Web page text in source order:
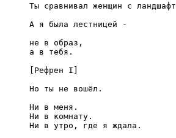
Ты сравнивал женщин с
А я была лестницей -
не в образ,
а в тебя.
[Рефрен I]
Но ты не вошёл.
Ни в меня.
Ни в комнату.
Ни в утро, где я ждала.